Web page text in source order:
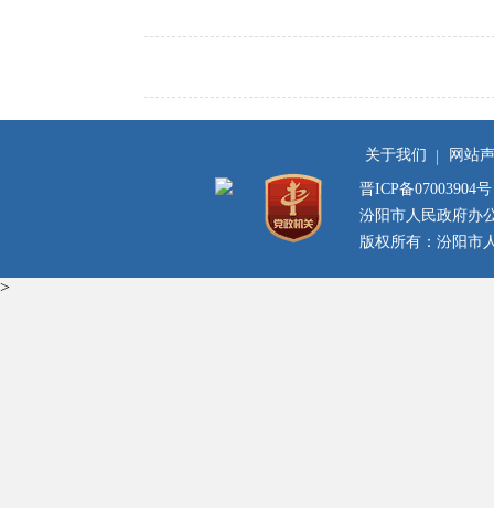
关于我们 网站
晋ICP备07003904号
汾阳市人民政府办
版权所有：汾阳市
>